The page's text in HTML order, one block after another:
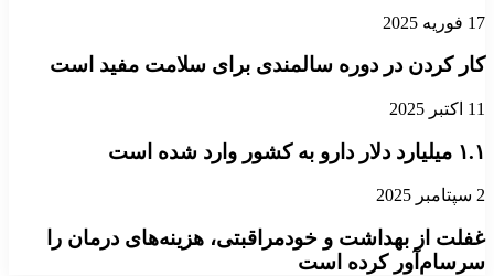
17 فوریه 2025
کار کردن در دوره سالمندی برای سلامت مفید است
11 اکتبر 2025
۱.۱ میلیارد دلار دارو به کشور وارد شده است
2 سپتامبر 2025
غفلت از بهداشت و خودمراقبتی، هزینه‌های درمان را
سرسام‌آور کرده است